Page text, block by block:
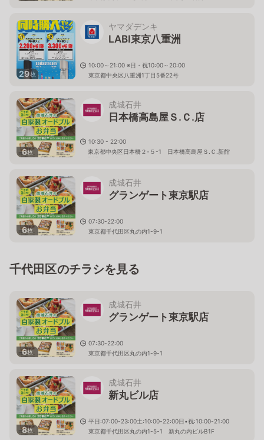
29枚
ヤマダデンキ
LABI東京八重洲
10:00～21:00 ※日・祝10:00～20:00
東京都中央区八重洲1丁目5番22号
6枚
成城石井
日本橋高島屋Ｓ.Ｃ.店
10:30 - 22:00
東京都中央区日本橋２-５-1 日本橋高島屋Ｓ.Ｃ.新館
B1F
6枚
成城石井
グランゲート東京駅店
07:30-22:00
東京都千代田区丸の内1-9-1
千代田区のチラシを見る
6枚
成城石井
グランゲート東京駅店
07:30-22:00
東京都千代田区丸の内1-9-1
8枚
成城石井
新丸ビル店
平日:07:00-23:00土:10:00-22:00日•祝:10:00-21:00
東京都千代田区丸の内1-5-1 新丸の内ビルB1F